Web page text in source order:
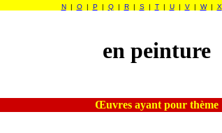
N | O | P | Q | R | S | T | U | V | W | X
en peinture
Œuvres ayant pour thème